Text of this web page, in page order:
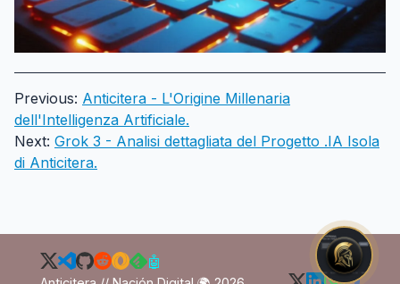
Previous: Anticitera - L'Origine Millenaria
dell'Intelligenza Artificiale.
Next: Grok 3 - Analisi dettagliata del Progetto .IA Isola
di Anticitera.
🤖